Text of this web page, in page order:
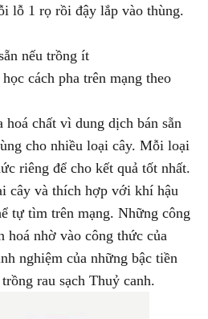
lỗ 1 rọ rồi đậy lắp vào thùng.
nếu trồng ít
cách pha trên mạng theo
chất vì dung dịch bán sẵn
cho nhiều loại cây. Mỗi loại
riêng để cho kết quả tốt nhất.
cây và thích hợp với khí hậu
tự tìm trên mạng. Những công
hoá nhờ vào công thức của
nghiệm của những bậc tiền
rau sạch Thuỷ canh.